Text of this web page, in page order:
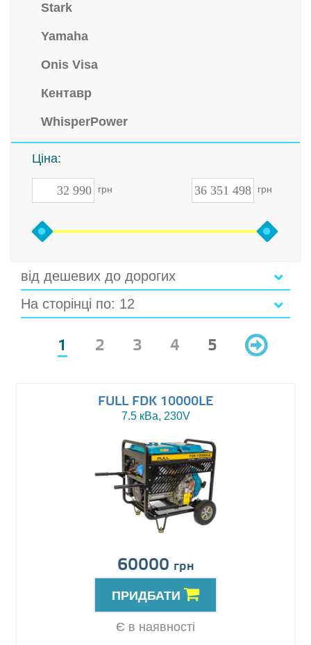
Stark
Yamaha
Onis Visa
Кентавр
WhisperPower
Ціна:
грн грн
від дешевих до дорогих
На сторінці по: 12
1 2 3 4 5
FULL FDK 10000LE
7.5 кВа, 230V
60000 грн
ПРИДБАТИ
Є в наявності